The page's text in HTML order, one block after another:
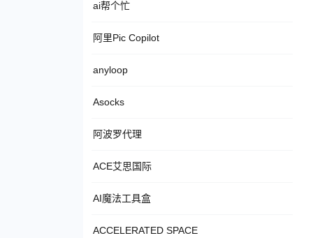
ai帮个忙
阿里Pic Copilot
anyloop
Asocks
阿波罗代理
ACE艾思国际
AI魔法工具盒
ACCELERATED SPACE